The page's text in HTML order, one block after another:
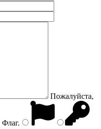
Пожалуйста,
Флаг.